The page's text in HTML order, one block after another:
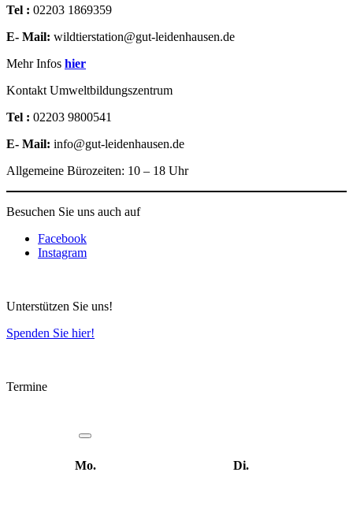
Tel : 02203 1869359
E- Mail: wildtierstation@gut-leidenhausen.de
Mehr Infos hier
Kontakt Umweltbildungszentrum
Tel : 02203 9800541
E- Mail: info@gut-leidenhausen.de
Allgemeine Bürozeiten: 10 – 18 Uhr
Besuchen Sie uns auch auf
Facebook
Instagram
Unterstützen Sie uns!
Spenden Sie hier!
Termine
Mo. Di.